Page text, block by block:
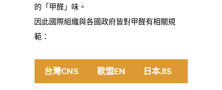
的「甲醛」味。
因此國際組織與各國政府皆對甲醛有相關規
範：
台灣CNS 歐盟EN 日本JIS